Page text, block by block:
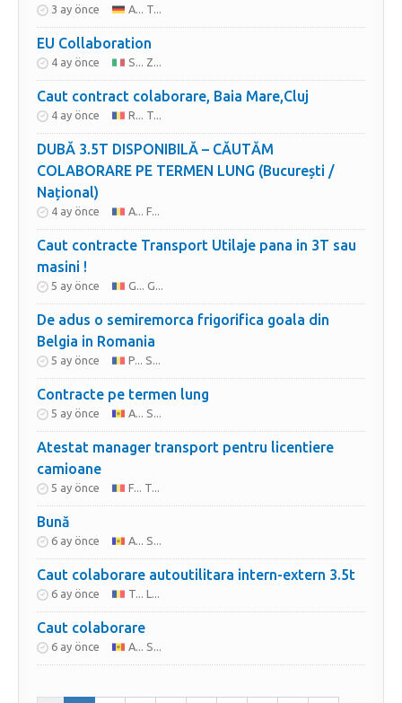
3 ay önce A... T...
EU Collaboration
4 ay önce S... Z...
Caut contract colaborare, Baia Mare,Cluj
4 ay önce R... T...
DUBĂ 3.5T DISPONIBILĂ – CĂUTĂM
COLABORARE PE TERMEN LUNG (București /
Național)
4 ay önce A... F...
Caut contracte Transport Utilaje pana in 3T sau
masini !
5 ay önce G... G...
De adus o semiremorca frigorifica goala din
Belgia in Romania
5 ay önce P... S...
Contracte pe termen lung
5 ay önce A... S...
Atestat manager transport pentru licentiere
camioane
5 ay önce F... T...
Bună
6 ay önce A... S...
Caut colaborare autoutilitara intern-extern 3.5t
6 ay önce T... L...
Caut colaborare
6 ay önce A... S...